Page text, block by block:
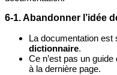
6‑1. Abandonner l’idée
La documentation est
dictionnaire.
Ce n’est pas un
à la dernière page.